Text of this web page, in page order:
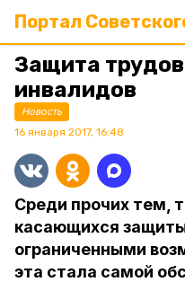
Портал
Защита
инвалидов
Новость
16 января 2017, 16:48
Среди прочих тем,
касающихся
ограниченными
эта стала самой